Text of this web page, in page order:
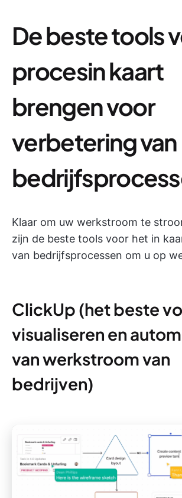
De beste tools
procesin kaart
brengen voor
verbetering van
Klaar om uw werkstroom te
zijn de beste tools voor het in
van bedrijfsprocessen om u op
ClickUp (het beste
visualiseren en
van werkstroom van
bedrijven)